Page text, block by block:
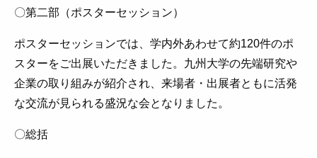
〇第二部（ポスターセッション）
ポスターセッションでは、学内外あわせて約120件のポ
スターをご出展いただきました。九州大学の先端研究や
企業の取り組みが紹介され、来場者・出展者ともに活発
な交流が見られる盛況な会となりました。
〇総括